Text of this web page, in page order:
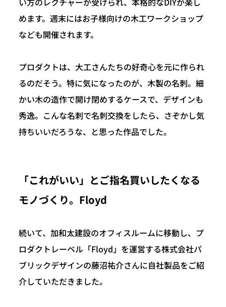
めます。週末にはお子様向けの木工ワークショップ
なども開催されます。
プロダクトは、大工さんたちの好奇心を元に作られ
るのだそう。特に気になったのが、木製の名刺。細
かい木の造作で開け閉めするケースで、デザインも
秀逸。こんな名刺で名刺交換をしたら、さぞかし気
持ちいいだろうな、と思った作品でした。
「これがいい」とご指名買いしたくなる
モノづくり。Floyd
続いて、加和太建設のオフィスルームに移動し、プ
ロダクトレーベル「Floyd」を運営する株式会社パ
ブリックデザインの藤沼祐介さんに自社製品をご紹
介していただきました。